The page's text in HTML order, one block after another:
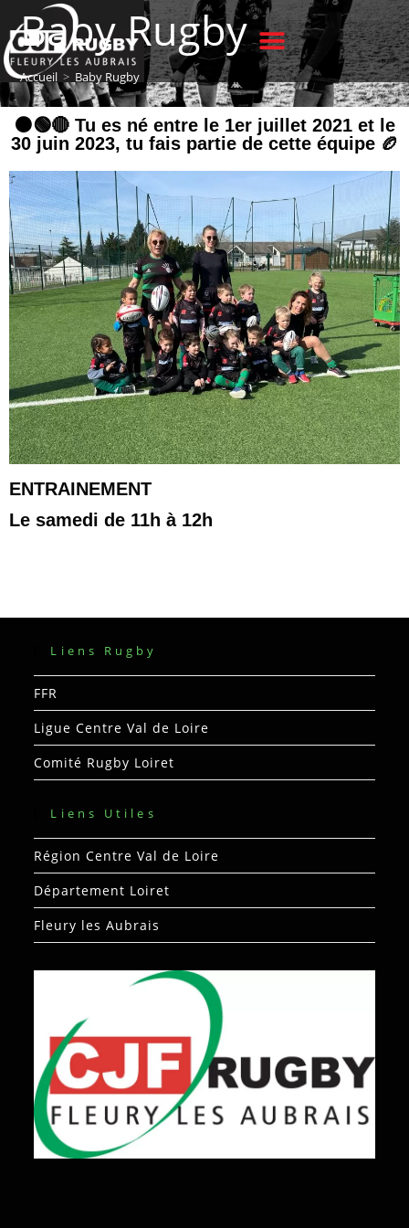
Baby Rugby
Accueil > Baby Rugby
⚫️🟢🔴 Tu es né entre le 1er juillet 2021 et le
30 juin 2023, tu fais partie de cette équipe 🏉
ENTRAINEMENT
Le samedi de 11h à 12h
Liens Rugby
FFR
Ligue Centre Val de Loire
Comité Rugby Loiret
Liens Utiles
Région Centre Val de Loire
Département Loiret
Fleury les Aubrais